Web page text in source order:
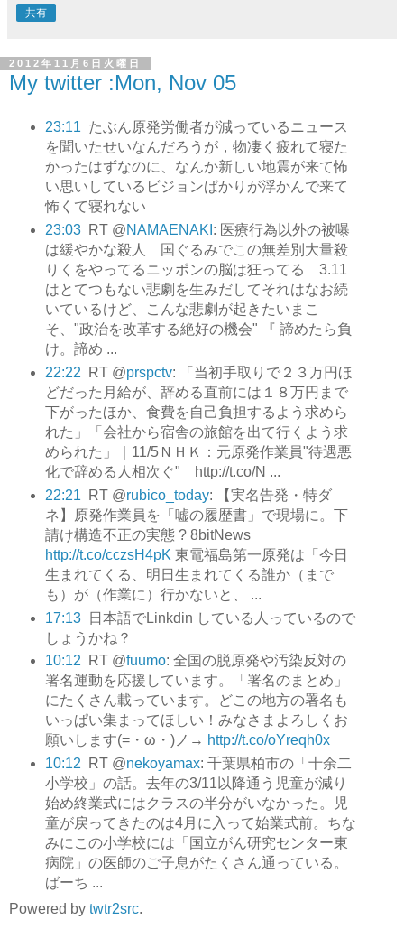
共有
2012年11月6日火曜日
My twitter :Mon, Nov 05
23:11 たぶん原発労働者が減っているニュース
を聞いたせいなんだろうが，物凄く疲れて寝た
かったはずなのに、なんか新しい地震が来て怖
い思いしているビジョンばかりが浮かんで来て
怖くて寝れない
23:03
RT @NAMAENAKI : 医療行為以外の被曝
は緩やかな殺人 国ぐるみでこの無差別大量殺
りくをやってるニッポンの脳は狂ってる 3.11
はとてつもない悲劇を生みだしてそれはなお続
いているけど、こんな悲劇が起きたいまこ
そ、"政治を改革する絶好の機会" 『 諦めたら負
け。諦め ...
22:22
RT @prspctv: 「当初手取りで２３万円ほ
どだった月給が、辞める直前には１８万円まで
下がったほか、食費を自己負担するよう求めら
れた」「会社から宿舎の旅館を出て行くよう求
められた」｜11/5ＮＨＫ：元原発作業員"待遇悪
化で辞める人相次ぐ" http://t.co/N ...
22:21
RT @rubico_today: 【実名告発・特ダ
ネ】原発作業員を「嘘の履歴書」で現場に。下
請け構造不正の実態 ? 8bitNews
http://t.co/cczsH4pK 東電福島第一原発は「今日
生まれてくる、明日生まれてくる誰か（まで
も）が（作業に）行かないと、 ...
17:13
日本語でLinkdin している人っているので
しょうかね？
10:12
RT @fuumo: 全国の脱原発や汚染反対の
署名運動を応援しています。「署名のまとめ」
にたくさん載っています。どこの地方の署名も
いっぱい集まってほしい！みなさまよろしくお
願いします(=・ω・)ノ→ http://t.co/oYreqh0x
10:12
RT @nekoyamax: 千葉県柏市の「十余二
小学校」の話。去年の3/11以降通う児童が減り
始め終業式にはクラスの半分がいなかった。児
童が戻ってきたのは4月に入って始業式前。ちな
みにこの小学校には「国立がん研究センター東
病院」の医師のご子息がたくさん通っている。
ばーち ...
Powered by twtr2src.